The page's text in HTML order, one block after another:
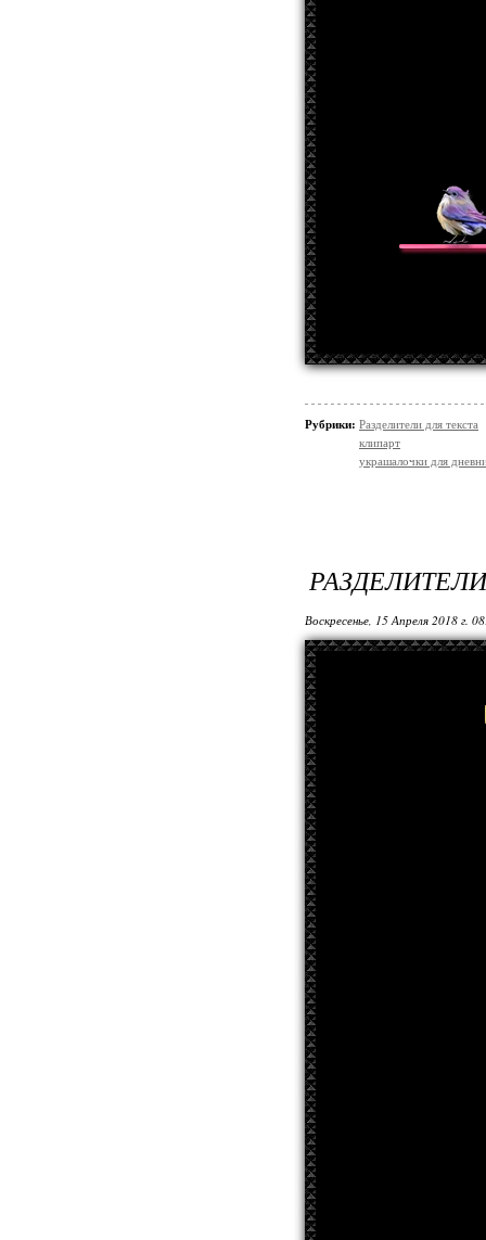
Рубрики: Разделители для текста
клипарт
украшалочки для
Воскресенье, 15 Апреля 2018 г.